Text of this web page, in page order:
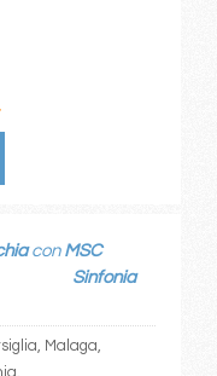
con MSC
Sinfonia
Malaga,